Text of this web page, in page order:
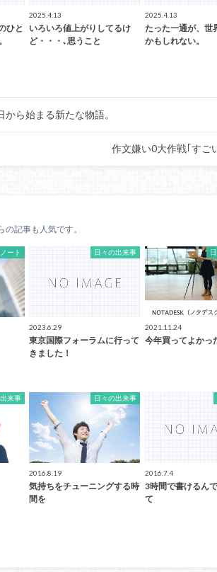
ひと
2025.4.13
いろいろ値上がりしてるけ
ど・・・､思うこと
2025.4.13
たった一通が、世
かもしれない。
ら始まる新たな物語。
作文嫌い0大作戦｢すご
の記事も人気です。
ート 日々の出来事
2023.6.29
東京国際フォーラムに行って
きました！
2021.11.24
今年買ってよかっ
来事 日々の出来事
2016.8.19
気持ちをチューニングする時
間を
2016.7.4
3時間で書けるん
て